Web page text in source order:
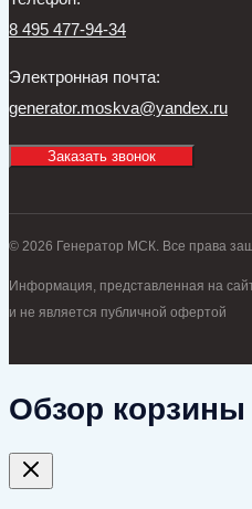
8 495 477-94-34
Электронная почта:
generator.moskva@yandex.ru
Заказать звонок
© 2026 Генератор МСК. Все права
Информация, представленная на
и не является публичной офертой
Обзор корзины